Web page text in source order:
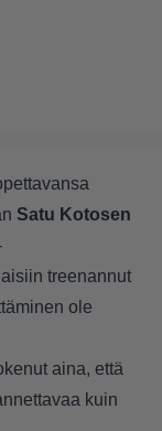
Satu Kotosen
treenannut
ole
aina, että
kuin